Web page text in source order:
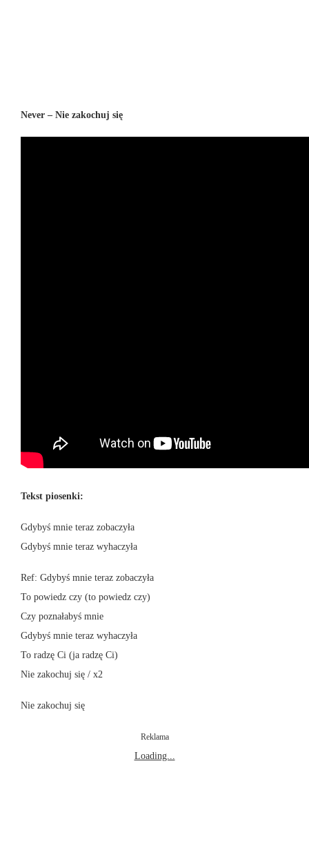
Never – Nie zakochuj się
Tekst piosenki:
Gdybyś mnie teraz zobaczyła
Gdybyś mnie teraz wyhaczyła
Ref: Gdybyś mnie teraz zobaczyła
To powiedz czy (to powiedz czy)
Czy poznałabyś mnie
Gdybyś mnie teraz wyhaczyła
To radzę Ci (ja radzę Ci)
Nie zakochuj się / x2
Nie zakochuj się
Reklama
Loading...